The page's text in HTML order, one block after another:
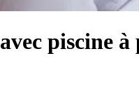
piscine